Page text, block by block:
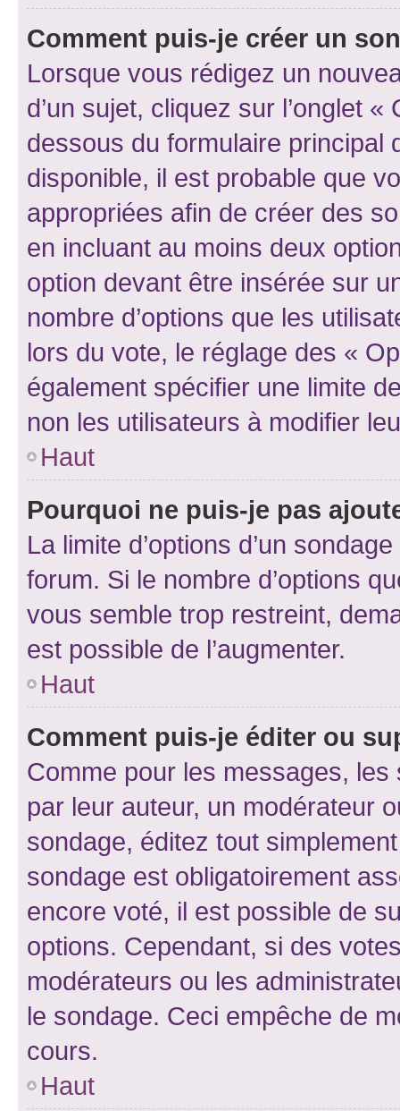
Comment puis-je créer un
Lorsque vous rédigez un
d’un sujet, cliquez sur l’onglet
dessous du formulaire principal
disponible, il est probable que
appropriées afin de créer des
en incluant au moins deux
option devant être insérée sur
nombre d’options que les
lors du vote, le réglage des «
également spécifier une limite
non les utilisateurs à modifier
Haut
Pourquoi ne puis-je pas
La limite d’options d’un
forum. Si le nombre d’options
vous semble trop restreint,
est possible de l’augmenter.
Haut
Comment puis-je éditer ou
Comme pour les messages,
par leur auteur, un modérateur
sondage, éditez tout
sondage est obligatoirement
encore voté, il est possible de
options. Cependant, si des
modérateurs ou les
le sondage. Ceci empêche de
cours.
Haut